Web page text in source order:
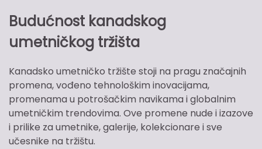
Budućnost kanadskog
umetničkog tržišta
Kanadsko umetničko tržište stoji na pragu značajnih
promena, vođeno tehnološkim inovacijama,
promenama u potrošačkim navikama i globalnim
umetničkim trendovima. Ove promene nude i izazove
i prilike za umetnike, galerije, kolekcionare i sve
učesnike na tržištu.